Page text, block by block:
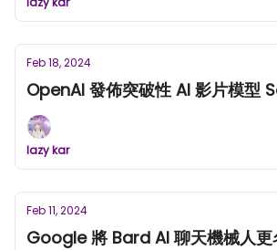
Feb 18, 2024
OpenAI 發佈突破性 AI 影片模型
lazy kar
Feb 11, 2024
Google 將 Bard AI 聊天機械人